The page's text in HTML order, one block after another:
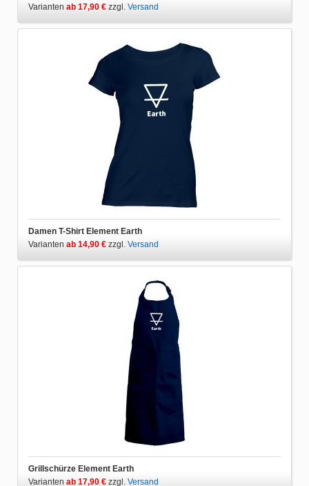
Varianten ab 17,90 € zzgl. Versand
Damen T-Shirt Element Earth
Varianten ab 14,90 € zzgl. Versand
Grillschürze Element Earth
Varianten ab 17,90 € zzgl. Versand